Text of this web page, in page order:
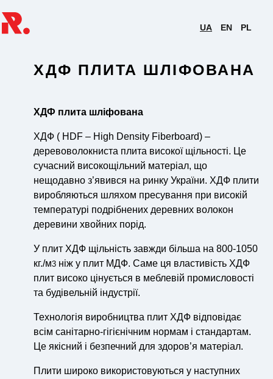
UA EN PL
ХДФ ПЛИТА ШЛІФОВАНА
ХДФ плита шліфована
ХДФ ( HDF – High Density Fiberboard) –
деревоволокниста плита високої щільності. Це
сучасний високощільний матеріал, що
нещодавно з’явився на ринку України. ХДФ плити
виробляються шляхом пресування при високій
температурі подрібнених деревних волокон
деревини хвойних порід.
У плит ХДФ щільність завжди більша на 800-1050
кг./м3 ніж у плит МДФ. Саме ця властивість ХДФ
плит високо цінується в меблевій промисловості
та будівельній індустрії.
Технологія виробництва плит ХДФ відповідає
всім санітарно-гігієнічним нормам і стандартам.
Це якісний і безпечний для здоров’я матеріал.
Плити широко використовуються у наступних